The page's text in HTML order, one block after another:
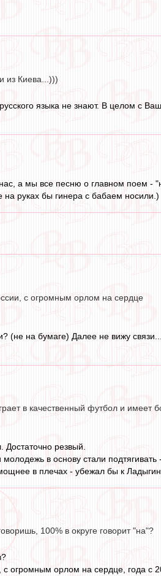
из Киева...)))
языка не знают. В целом с
а мы все песню о главном поем -
на руках бы гинера с бабаем носили.)
с огромным орлом на сердце
(не на бумаге) Далее не вижу
в качественный футбол и имеет
резвый.
в основу стали подтягивать
в плечах - убежал бы к
100% в округе говорит "на"?
орлом на сердце, года с